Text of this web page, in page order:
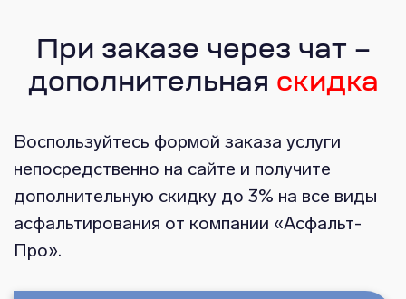
При заказе через чат –
дополнительная скидка
Воспользуйтесь формой заказа услуги
непосредственно на сайте и получите
дополнительную скидку до 3% на все виды
асфальтирования от компании «Асфальт-
Про».